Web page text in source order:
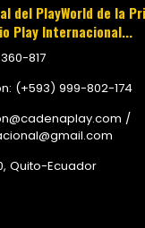
del PlayWorld de la
Play Internacional...
817
(+593) 999-802-174
/
Quito-Ecuador